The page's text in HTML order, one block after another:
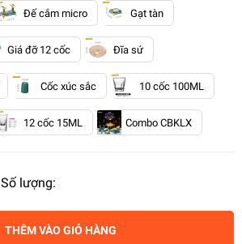
Đế cắm micro Gạt tàn
Giá đỡ 12 cốc Đĩa sứ
Cốc xúc sắc 10 cốc 100ML
12 cốc 15ML Combo CBKLX
Số lượng:
THÊM VÀO GIỎ HÀNG